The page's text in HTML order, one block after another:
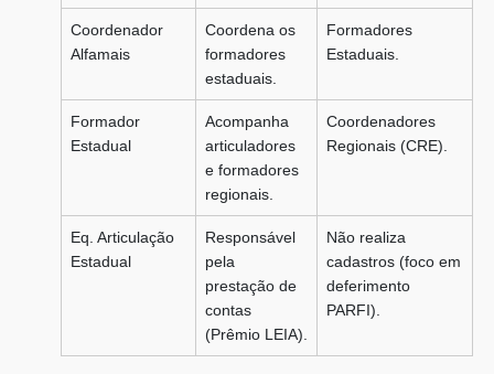
Coordenador
Alfamais
Coordena os
formadores
estaduais.
Formadores
Estaduais.
Formador
Estadual
Acompanha
articuladores
e formadores
regionais.
Coordenadores
Regionais (CRE).
Eq. Articulação
Estadual
Responsável
pela
prestação de
contas
(Prêmio LEIA).
Não realiza
cadastros (foco em
deferimento
PARFI).